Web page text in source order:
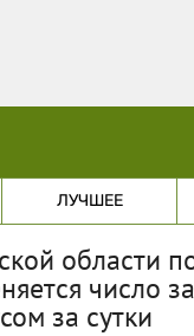
ЛУЧШЕЕ
области
число
за сутки